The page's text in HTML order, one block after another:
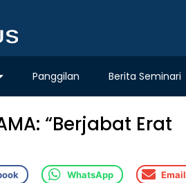
Panggilan Berita Seminari
“Berjabat Erat
WhatsApp Email